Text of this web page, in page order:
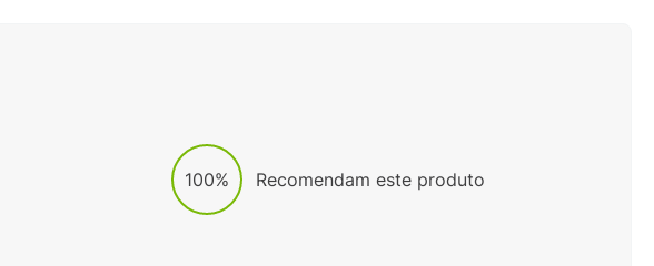
100% Recomendam este produto